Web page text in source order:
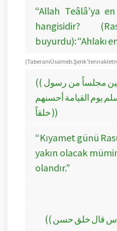
“Allah Teâlâ’ya
hangisidir?
buyurdu): “Ahlakı
(Taberani Üsame b. Şerik’ten
(( وإن من أقرب المؤمنين مجلساً من رسول
يوم القيامة أحسنهم
خلقاً ))
“Kıyamet günü
yakın olacak
olandır.”